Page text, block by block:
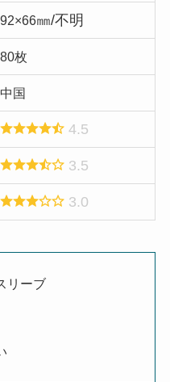
92×66㎜/不明
80枚
中国
4.5
3.5
3.0
リーブ